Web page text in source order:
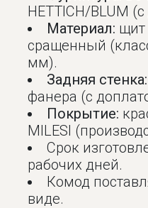
HETTICH/BLUM
Материал:
сращенный
мм).
Задняя стенка:
фанера (с
Покрытие:
MILESI
Срок
рабочих дней.
Комод
виде.